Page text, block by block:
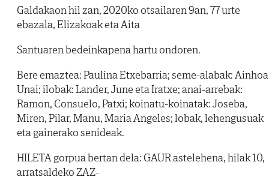
Galdakaon hil zan, 2020ko otsailaren 9an, 77 urte
ebazala, Elizakoak eta Aita
Santuaren bedeinkapena hartu ondoren.
Bere emaztea: Paulina Etxebarria; seme-alabak:
Unai; ilobak: Lander, June eta Iratxe; anai-arrebak:
Ramon, Consuelo, Patxi; koinatu-koinatak: Joseba,
Miren, Pilar, Manu, Maria Angeles; lobak, lehengusuak
eta gainerako senideak.
HILETA gorpua bertan dela: GAUR astelehena, hilak 10,
arratsaldeko ZAZ-